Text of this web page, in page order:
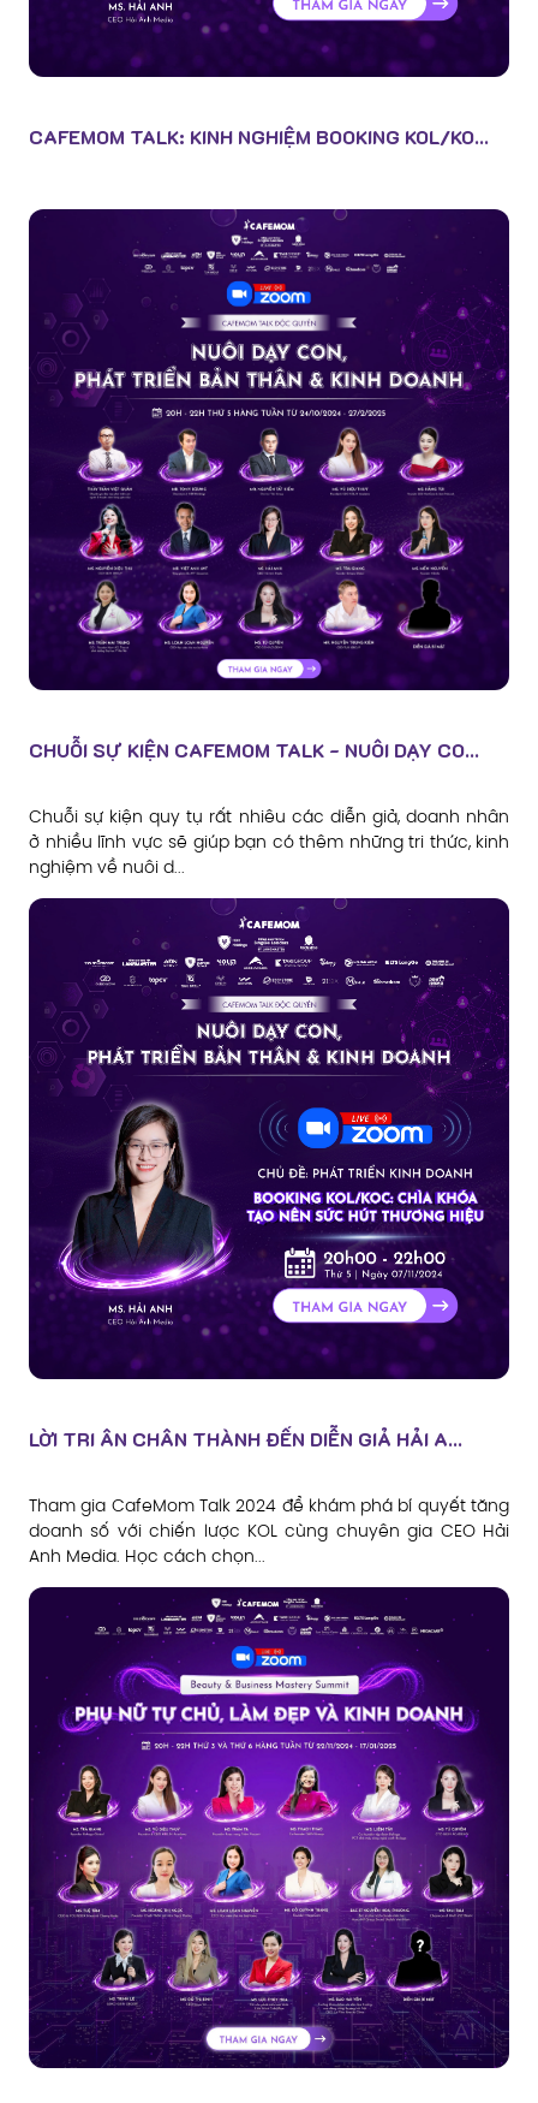
CAFEMOM TALK: KINH NGHIỆM BOOKING KOL/KO...
CHUỖI SỰ KIỆN CAFEMOM TALK - NUÔI DẠY CO...
Chuỗi sự kiện quy tụ rất nhiêu các diễn giả, doanh nhân
ở nhiều lĩnh vực sẽ giúp bạn có thêm những tri thức, kinh
nghiệm về nuôi d...
LỜI TRI ÂN CHÂN THÀNH ĐẾN DIỄN GIẢ HẢI A...
Tham gia CafeMom Talk 2024 để khám phá bí quyết tăng
doanh số với chiến lược KOL cùng chuyên gia CEO Hải
Anh Media. Học cách chọn...